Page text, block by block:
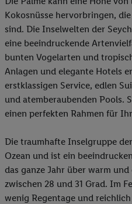
Kokosnüsse hervorbringen,
sind. Die Inselwelten der
eine beeindruckende
bunten Vogelarten und
Anlagen und elegante Hotels
erstklassigen Service, edlen
und atemberaubenden Pools.
einen perfekten Rahmen für
Die traumhafte Inselgruppe
Ozean und ist ein
das ganze Jahr über warm
zwischen 28 und 31 Grad. Im
wenig Regentage und